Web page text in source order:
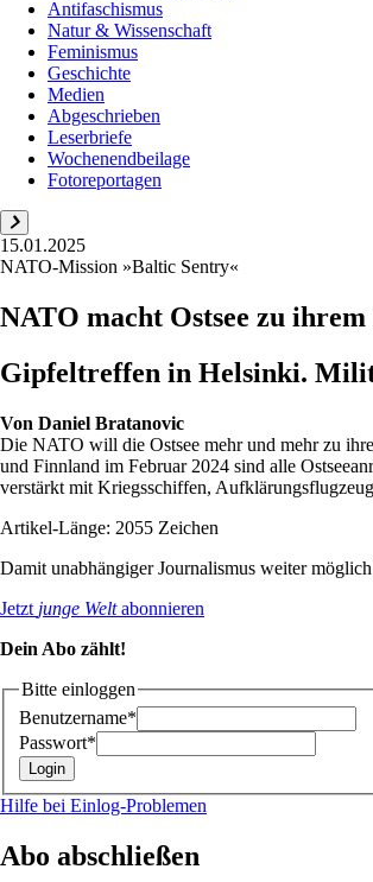
Antifaschismus
Natur & Wissenschaft
Feminismus
Geschichte
Medien
Abgeschrieben
Leserbriefe
Wochenendbeilage
Fotoreportagen
15.01.2025
NATO-Mission »Baltic Sentry«
NATO macht Ostsee zu
Gipfeltreffen in Helsinki.
Von Daniel Bratanovic
Die NATO will die Ostsee mehr und mehr zu
und Finnland im Februar 2024 sind alle
verstärkt mit Kriegsschiffen,
Artikel-Länge: 2055 Zeichen
Damit unabhängiger Journalismus weiter
Jetzt junge Weltabonnieren
Dein Abo zählt!
Bitte einloggen
Benutzername*
Passwort*
Hilfe bei Einlog-Problemen
Abo abschließen